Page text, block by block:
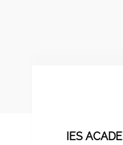
IES